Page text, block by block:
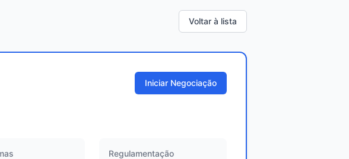
Voltar à lista
Iniciar Negociação
Regulamentação